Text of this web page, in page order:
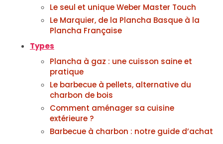
Le seul et unique Weber Master Touch
Le Marquier, de la Plancha Basque à la
Plancha Française
Types
Plancha à gaz : une cuisson saine et
pratique
Le barbecue à pellets, alternative du
charbon de bois
Comment aménager sa cuisine
extérieure ?
Barbecue à charbon : notre guide d’achat